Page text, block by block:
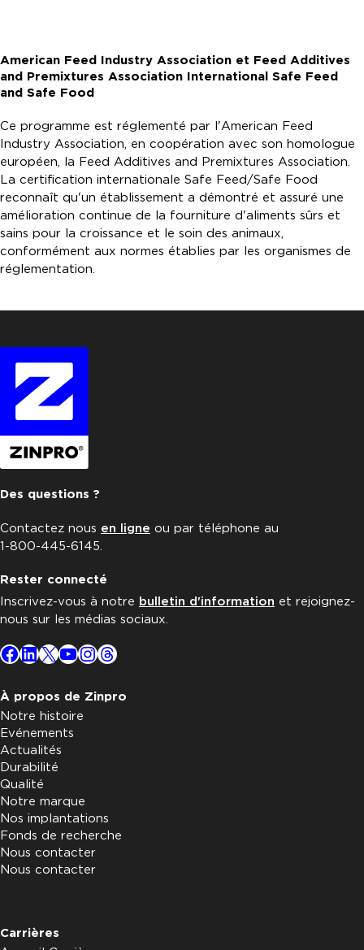
American Feed Industry Association et Feed Additives
and Premixtures Association International Safe Feed
and Safe Food
Ce programme est réglementé par l'American Feed
Industry Association, en coopération avec son homologue
européen, la Feed Additives and Premixtures Association.
La certification internationale Safe Feed/Safe Food
reconnaît qu'un établissement a démontré et assuré une
amélioration continue de la fourniture d'aliments sûrs et
sains pour la croissance et le soin des animaux,
conformément aux normes établies par les organismes de
réglementation.
Des questions ?
Contactez nous en ligne ou par téléphone au
1-800-445-6145.
Rester connecté
Inscrivez-vous à notre bulletin d'information et rejoignez-
nous sur les médias sociaux.
Facebook
LinkedIn
X YouTube
Instagram
Threads
À propos de Zinpro
Notre histoire
Evénements
Actualités
Durabilité
Qualité
Notre marque
Nos implantations
Fonds de recherche
Nous contacter
Nous contacter
Carrières